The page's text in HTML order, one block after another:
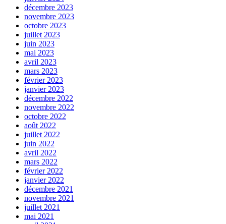
décembre 2023
novembre 2023
octobre 2023
juillet 2023
juin 2023
mai 2023
avril 2023
mars 2023
février 2023
janvier 2023
décembre 2022
novembre 2022
octobre 2022
août 2022
juillet 2022
juin 2022
avril 2022
mars 2022
février 2022
janvier 2022
décembre 2021
novembre 2021
juillet 2021
mai 2021